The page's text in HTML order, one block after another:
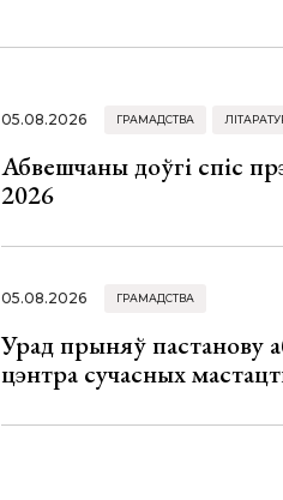
05.08.2026 ГРАМАДСТВА
Абвешчаны доўгі спіс
2026
05.08.2026 ГРАМАДСТВА
Урад прыняў пастанову
цэнтра сучасных